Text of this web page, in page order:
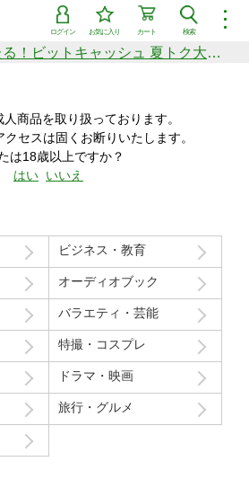
︙
検索
カート
お気に入り
ログイン
シリーズ
新着セール中商品
す
価格の高い順
年間ランキング
総額50万円分が当たる！ビットキャッシュ 夏トク大感謝祭
商品を取り扱っております。
セスは固くお断りいたします。
は18歳以上ですか？
はい いいえ
ビジネス・教育
オーディオブック
バラエティ・芸能
特撮・コスプレ
ドラマ・映画
旅行・グルメ